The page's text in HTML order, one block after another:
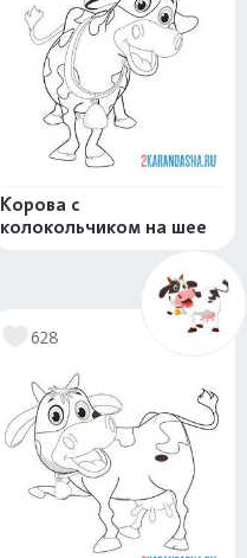
Корова с
колокольчиком на шее
628